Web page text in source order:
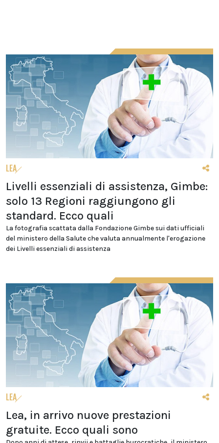
LEA
Livelli essenziali di assistenza, Gimbe:
solo 13 Regioni raggiungono gli
standard. Ecco quali
La fotografia scattata dalla Fondazione Gimbe sui dati ufficiali
del ministero della Salute che valuta annualmente l'erogazione
dei Livelli essenziali di assistenza
LEA
Lea, in arrivo nuove prestazioni
gratuite. Ecco quali sono